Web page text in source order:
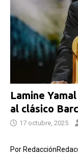
Lamine
al clásico
17 octubre, 2025
Por